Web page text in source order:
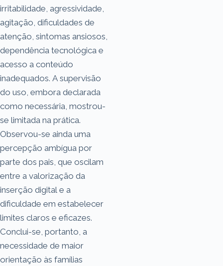
irritabilidade, agressividade,
agitação, dificuldades de
atenção, sintomas ansiosos,
dependência tecnológica e
acesso a conteúdo
inadequados. A supervisão
do uso, embora declarada
como necessária, mostrou-
se limitada na prática.
Observou-se ainda uma
percepção ambígua por
parte dos pais, que oscilam
entre a valorização da
inserção digital e a
dificuldade em estabelecer
limites claros e eficazes.
Conclui-se, portanto, a
necessidade de maior
orientação às famílias